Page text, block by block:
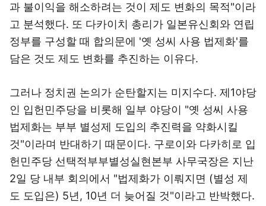
과 불이익을 해소하려는 것이 제도 변화의 목적"이라
고 분석했다. 또 다카이치 총리가 일본유신회와 연립
정부를 구성할 때 합의문에 '옛 성씨 사용 법제화'를
담은 것도 제도 변화를 추진하는 이유다.
그러나 정치권 논의가 순탄할지는 미지수다. 제1야당
인 입헌민주당을 비롯해 일부 야당이 "옛 성씨 사용
법제화는 부부 별성제 도입의 추진력을 약화시킬
것"이라며 반대하기 때문이다. 구로이와 다카히로 입
헌민주당 선택적부부별성실현본부 사무국장은 지난
2일 당 내부 회의에서 "법제화가 이뤄지면 (별성 제
도 도입은) 5년, 10년 더 늦어질 것"이라고 반박했다.